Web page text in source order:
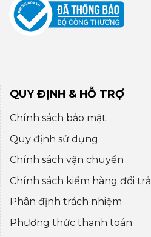
QUY ĐỊNH & HỖ TRỢ
Chính sách bảo mật
Quy định sử dụng
Chính sách vận chuyển
Chính sách kiểm hàng đổi trả
Phân định trách nhiệm
Phương thức thanh toán